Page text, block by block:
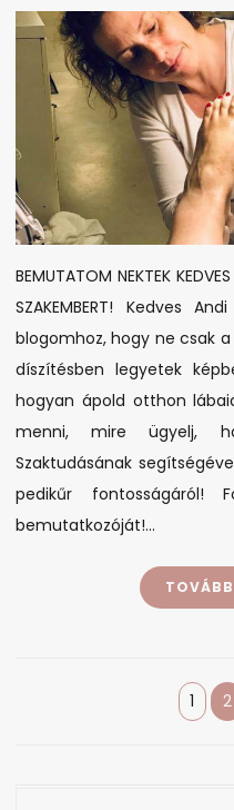
BEMUTATOM NEKTEK
SZAKEMBERT! Kedves
blogomhoz, hogy ne csak
díszítésben legyetek
hogyan ápold otthon
menni, mire ügyelj,
Szaktudásának
pedikűr fontosságáról!
bemutatkozóját!…
1 2